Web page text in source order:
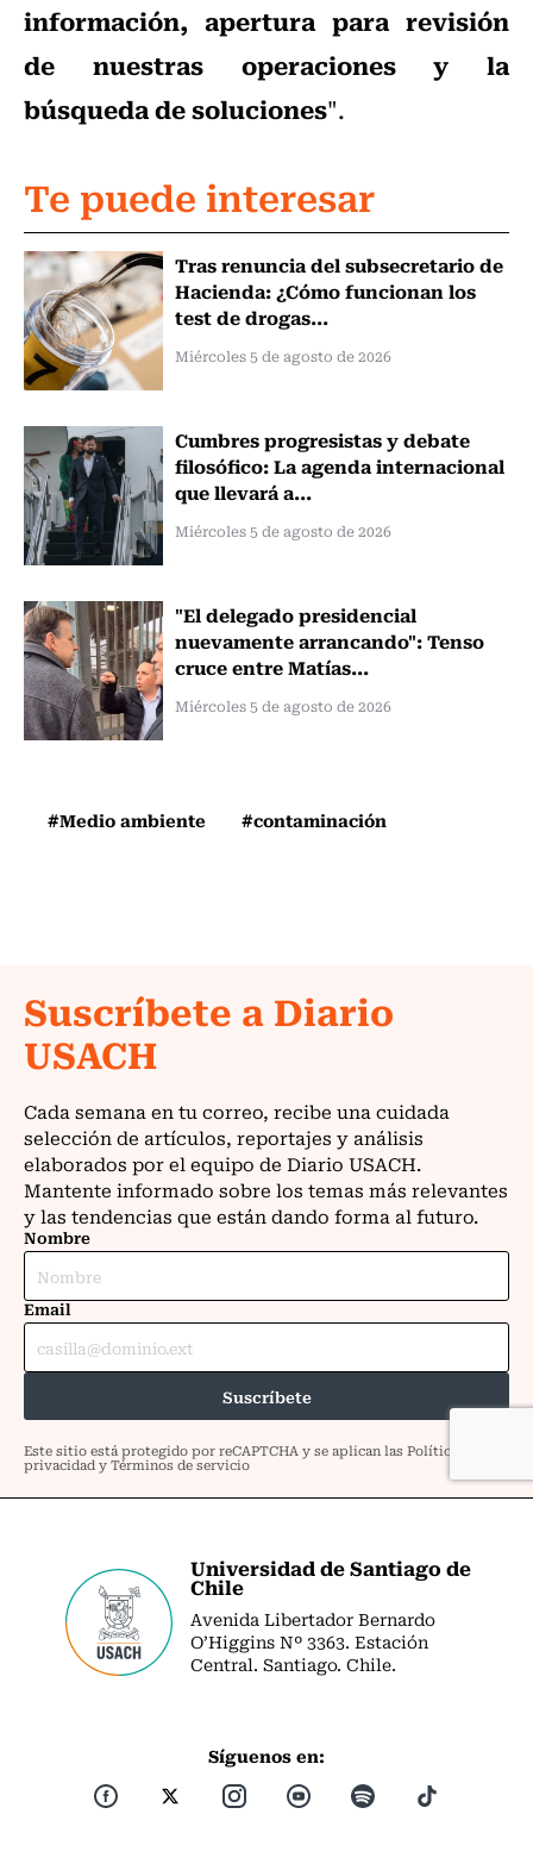
información, apertura para revisión
de nuestras operaciones y la
búsqueda de soluciones".
Te puede interesar
Tras renuncia del subsecretario de
Hacienda: ¿Cómo funcionan los
test de drogas...
Miércoles 5 de agosto de 2026
Cumbres progresistas y debate
filosófico: La agenda internacional
que llevará a...
Miércoles 5 de agosto de 2026
"El delegado presidencial
nuevamente arrancando": Tenso
cruce entre Matías...
Miércoles 5 de agosto de 2026
#Medio ambiente #contaminación
Universidad de Santiago de
Chile
Avenida Libertador Bernardo
O’Higgins Nº 3363. Estación
Central. Santiago. Chile.
Síguenos en: